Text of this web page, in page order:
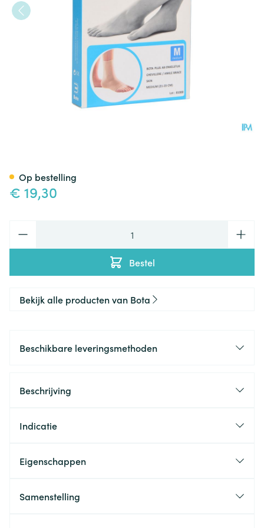
€ 19,30
Bestel
Op bestelling
Bekijk alle producten van Bota
Beschikbare leveringsmethoden
Beschrijving
Indicatie
Eigenschappen
Samenstelling